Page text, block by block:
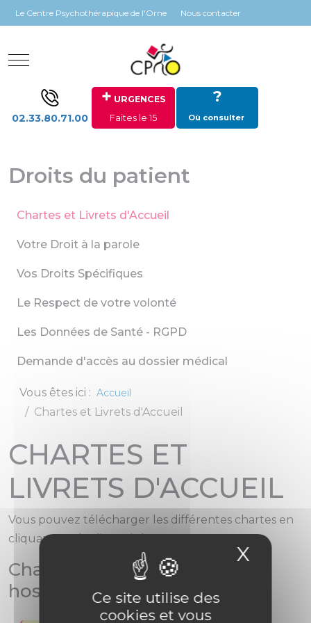
Panneau de gestion des cookies
Ce site utilise des
cookies et vous
X
Le Centre Psychothérapique de l'Orne Nous contacter
Mobile Menu Toggle
02.33.80.71.00
+ URGENCES
Faites le 15
?
Où consulter
Droits du patient
Chartes et Livrets d'Accueil
Votre Droit à la parole
Vos Droits Spécifiques
Le Respect de votre volonté
Les Données de Santé - RGPD
Demande d'accès au dossier médical
Vous êtes ici : Accueil
Chartes et Livrets d'Accueil
CHARTES ET
LIVRETS D'ACCUEIL
Vous pouvez télécharger les différentes chartes en
cliquant sur les liens ci-dessous :
Charte de la personne
hospitalisée :